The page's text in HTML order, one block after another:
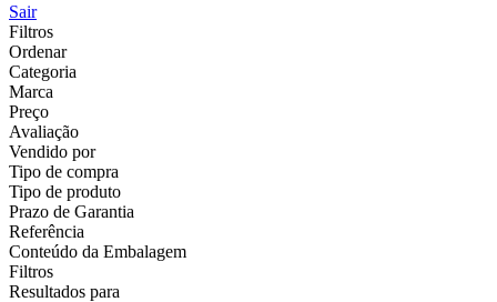
Sair
Filtros
Ordenar
Categoria
Marca
Preço
Avaliação
Vendido por
Tipo de compra
Tipo de produto
Prazo de Garantia
Referência
Conteúdo da Embalagem
Filtros
Resultados para